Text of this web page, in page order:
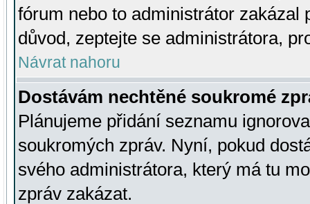
fórum nebo to administrátor zakázal
důvod, zeptejte se administrátora,
Návrat nahoru
Dostávám nechtěné soukromé
Plánujeme přidání seznamu
soukromých zpráv. Nyní, pokud
svého administrátora, který má tu
zpráv zakázat.